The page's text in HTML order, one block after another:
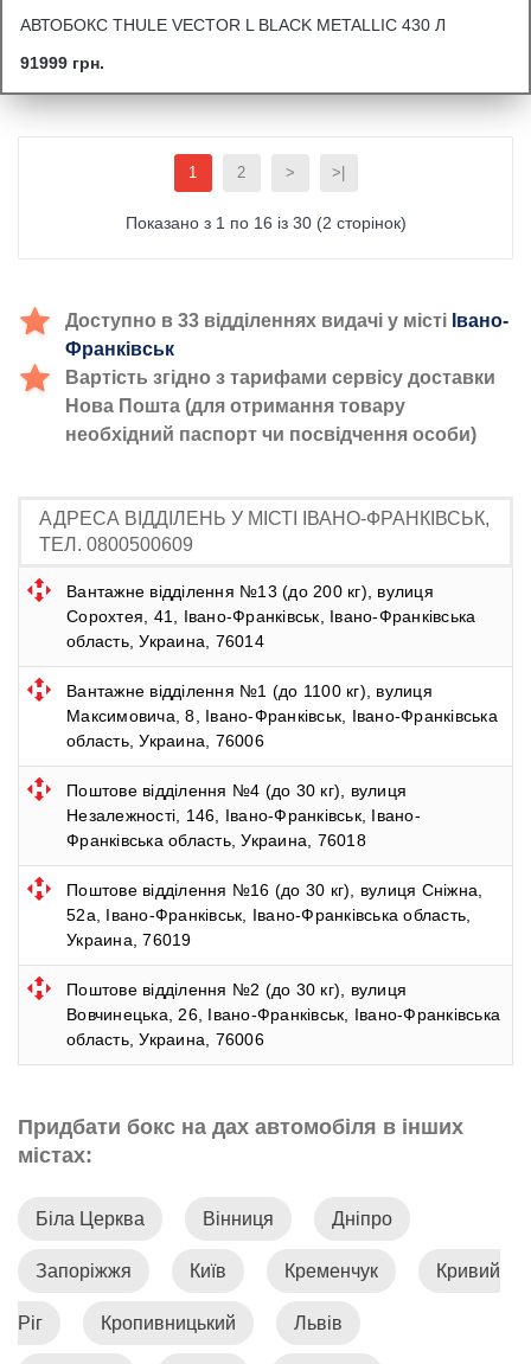
АВТОБОКС THULE VECTOR L BLACK METALLIC 430 Л
91999 грн.
1 2 > >|
Показано з 1 по 16 із 30 (2 сторінок)
Доступно в 33 відділеннях видачі у місті Івано-
Франківськ
Вартість згідно з тарифами сервісу доставки
Нова Пошта (для отримання товару
необхідний паспорт чи посвідчення особи)
АДРЕСА ВІДДІЛЕНЬ У МІСТІ ІВАНО-ФРАНКІВСЬК,
ТЕЛ. 0800500609
Вантажне відділення №13 (до 200 кг), вулиця
Сорохтея, 41, Івано-Франківськ, Івано-Франківська
область, Украина, 76014
Вантажне відділення №1 (до 1100 кг), вулиця
Максимовича, 8, Івано-Франківськ, Івано-Франківська
область, Украина, 76006
Поштове відділення №4 (до 30 кг), вулиця
Незалежності, 146, Івано-Франківськ, Івано-
Франківська область, Украина, 76018
Поштове відділення №16 (до 30 кг), вулиця Сніжна,
52а, Івано-Франківськ, Івано-Франківська область,
Украина, 76019
Поштове відділення №2 (до 30 кг), вулиця
Вовчинецька, 26, Івано-Франківськ, Івано-Франківська
область, Украина, 76006
Придбати бокс на дах автомобіля в інших
містах:
Біла Церква Вінниця Дніпро
Запоріжжя Київ Кременчук Кривий
Ріг Кропивницький Львів